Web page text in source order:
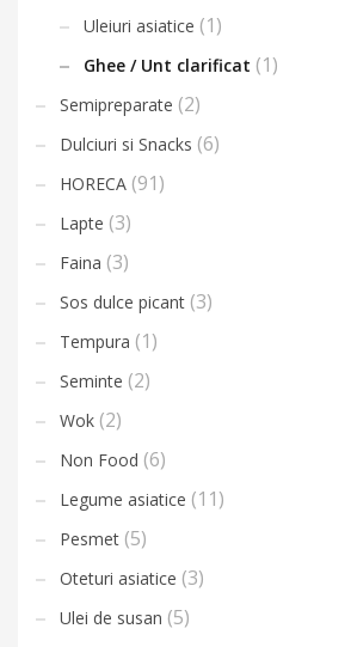
Uleiuri asiatice (1)
Ghee / Unt clarificat (1)
Semipreparate (2)
Dulciuri si Snacks (6)
HORECA (91)
Lapte (3)
Faina (3)
Sos dulce picant (3)
Tempura (1)
Seminte (2)
Wok (2)
Non Food (6)
Legume asiatice (11)
Pesmet (5)
Oteturi asiatice (3)
Ulei de susan (5)